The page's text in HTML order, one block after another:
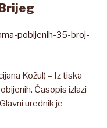
pobijenih-35-broj-
Kožul) – Iz tiska
Časopis izlazi
urednik je